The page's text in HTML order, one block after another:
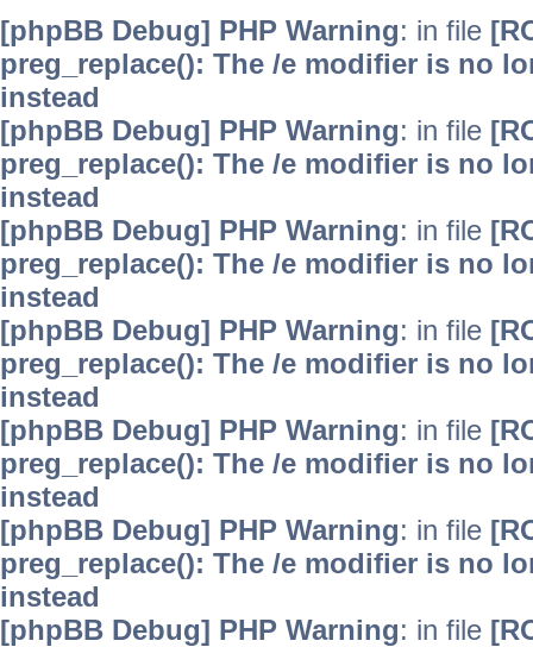
[phpBB Debug] PHP Warning: in file
preg_replace(): The /e modifier is no
instead
[phpBB Debug] PHP Warning: in file
preg_replace(): The /e modifier is no
instead
[phpBB Debug] PHP Warning: in file
preg_replace(): The /e modifier is no
instead
[phpBB Debug] PHP Warning: in file
preg_replace(): The /e modifier is no
instead
[phpBB Debug] PHP Warning: in file
preg_replace(): The /e modifier is no
instead
[phpBB Debug] PHP Warning: in file
preg_replace(): The /e modifier is no
instead
[phpBB Debug] PHP Warning: in file